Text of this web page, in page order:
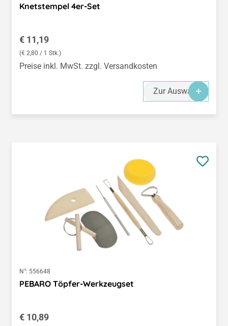
Knetstempel 4er-Set
Regulärer Preis:
€ 11,19
(€ 2,80 / 1 Stk.)
Preise inkl. MwSt. zzgl. Versandkosten
Zur Auswahl
N°: 556648
PEBARO Töpfer-Werkzeugset
Regulärer Preis:
€ 10,89